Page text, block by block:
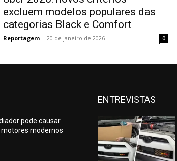
excluem modelos populares das
categorias Black e Comfort
Reportagem - 20 de janeiro de 2026 0
pode causar
modernos
ENTREVISTAS